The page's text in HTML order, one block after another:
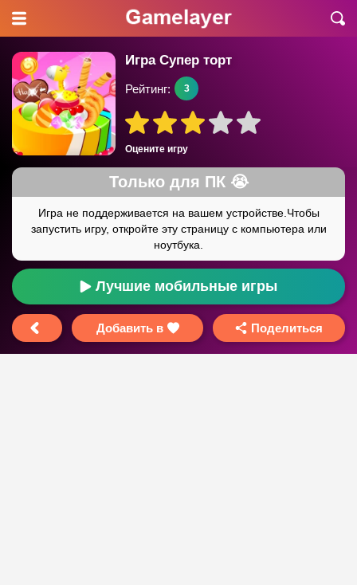
Игра Супер торт
Оцените игру
Рейтинг: 3
Лучшие мобильные игры
Добавить в Поделиться